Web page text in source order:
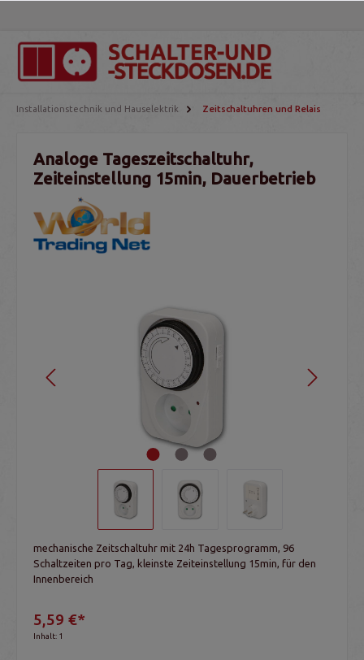
Installationstechnik und Hauselektrik Zeitschaltuhren und Relais
Analoge Tageszeitschaltuhr,
Zeiteinstellung 15min, Dauerbetrieb
mechanische Zeitschaltuhr mit 24h Tagesprogramm, 96
Schaltzeiten pro Tag, kleinste Zeiteinstellung 15min, für den
Innenbereich
5,59 €*
Inhalt: 1